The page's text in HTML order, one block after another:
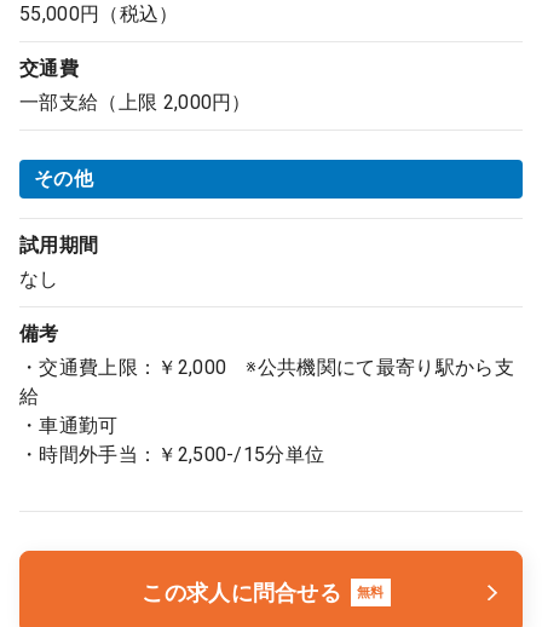
55,000円（税込）
交通費
一部支給（上限 2,000円）
その他
試用期間
なし
備考
・交通費上限：￥2,000 ※公共機関にて最寄り駅から支
給
・車通勤可
・時間外手当：￥2,500-/15分単位
この求人に問合せる 無料